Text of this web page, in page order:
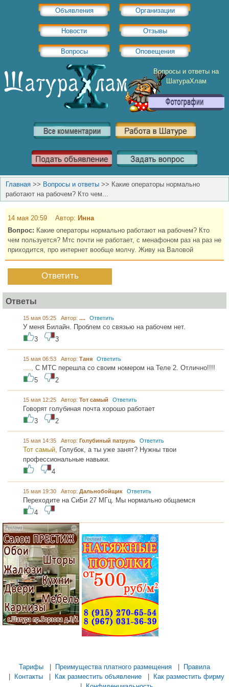
Объявления Организации
Новости Отзывы
Вопросы Оповещения
Вопросы и ответы на
ШатураХлам
Главная >> Вопросы и ответы >> Какие операторы нормально
работают на рабочем? Кто чем...
14 мая 20:59 Автор: Инна
Вопрос: Какие операторы нормально работают на рабочем? Кто
чем пользуется? Мтс почти не работает, с менафоном раз на раз не
приходится, про интернет вообще молчу. Живу на Валовой
Ответить
Ответы
15 мая 05:25 Автор: .... Ответить
У меня Билайн. Проблем со связью на рабочем нет.
3
3
15 мая 06:53 Автор: Таня Ответить
...., С МТС перешла со своим номером на Теле 2. Отлично!!!!
5
2
15 мая 12:25 Автор: Тот самый Ответить
Говорят голубиная почта хорошо работает
3
2
15 мая 14:35 Автор: Голубиный патруль Ответить
Тот самый, Голубок, а ты уже занят? Нужны твои
профессиональные навыки.
4
15 мая 19:30 Автор: Дальнобойщик Ответить
Переходите на СиБи 27 МГц. Мы нормально общаемся
4
Тарифы Преимущества платного размещения
Правила
Контакты Как разместить объявление
Как разместить фирму